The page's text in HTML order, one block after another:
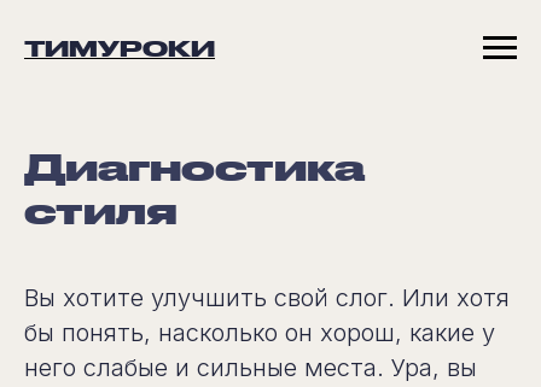
ТИМУРОКИ
Диагностика
стиля
Вы хотите улучшить свой слог. Или хотя
бы понять, насколько он хорош, какие у
него слабые и сильные места. Ура, вы